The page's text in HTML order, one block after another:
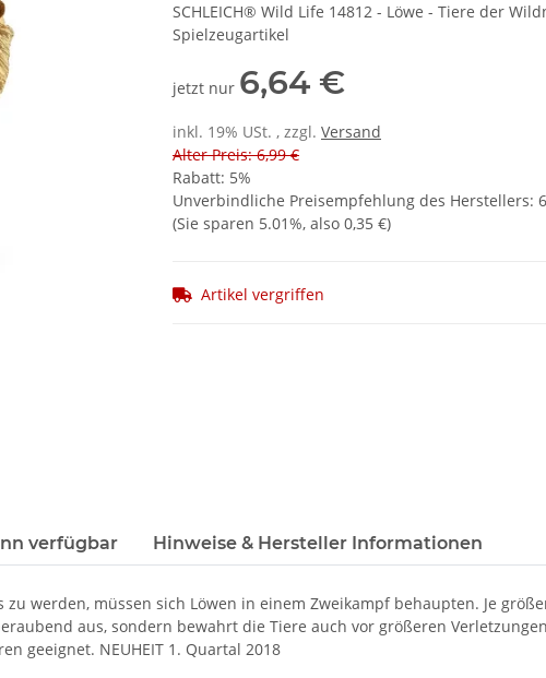
SCHLEICH® Wild Life 14812 - Löwe - Tiere der
Spielzeugartikel
jetzt nur 6,64 €
inkl. 19% USt. , zzgl. Versand
Alter Preis: 6,99 €
Rabatt: 5%
Unverbindliche Preisempfehlung des Herstellers:
(Sie sparen 5.01%, also 0,35 €)
Artikel vergriffen
verfügbar Hinweise & Hersteller Informationen
zu werden, müssen sich Löwen in einem Zweikampf behaupten. Je
aus, sondern bewahrt die Tiere auch vor größeren
geeignet. NEUHEIT 1. Quartal 2018